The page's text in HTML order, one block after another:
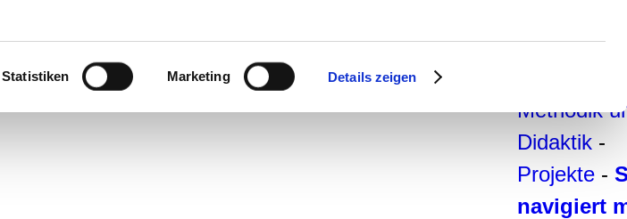
Merkmalen (Fingerprinting) identifizieren
verarbeitet werden, und legen Sie Ihre
Statistiken Marketing Details zeigen
Methodik
Didaktik -
Projekte -
navigiert